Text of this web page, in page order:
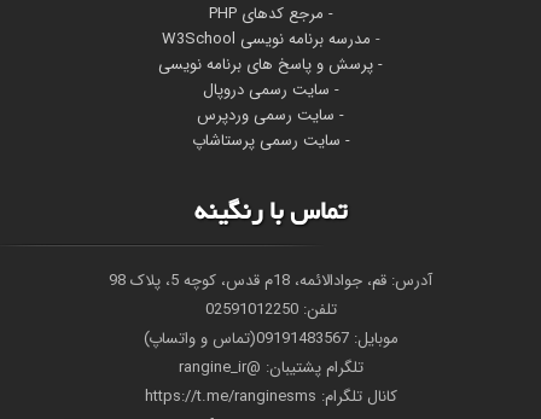
- مرجع کدهای PHP
- مدرسه برنامه نویسی W3School
- پرسش و پاسخ های برنامه نویسی
- سایت رسمی دروپال
- سایت رسمی وردپرس
- سایت رسمی پرستاشاپ
تماس با رنگینه
آدرس: قم، جوادالائمه، 18م قدس، کوچه 5، پلاک 98
تلفن: 02591012250
موبایل: 09191483567(تماس و واتساپ)
تلگرام پشتیبان: @rangine_ir
کانال تلگرام: https://t.me/ranginesms